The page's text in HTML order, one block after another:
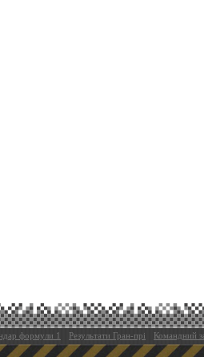
формули 1 Результати Гран-прі Командний